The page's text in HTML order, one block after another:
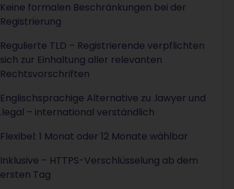
Keine formalen Beschränkungen bei der
Registrierung
Regulierte TLD – Registrierende verpflichten
sich zur Einhaltung aller relevanten
Rechtsvorschriften
Englischsprachige Alternative zu .lawyer und
.legal – international verständlich
Flexibel: 1 Monat oder 12 Monate wählbar
Inklusive – HTTPS-Verschlüsselung ab dem
ersten Tag